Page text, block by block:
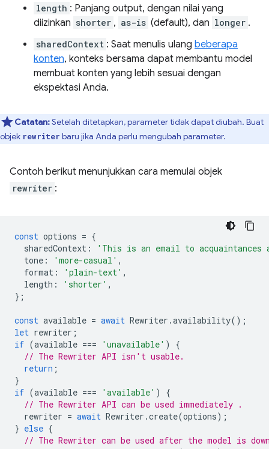
length : Panjang output, dengan nilai yang
diizinkan shorter , as-is (default), dan longer .
sharedContext : Saat menulis ulang beberapa
konten, konteks bersama dapat membantu model
membuat konten yang lebih sesuai dengan
ekspektasi Anda.
Catatan:Setelah ditetapkan, parameter tidak dapat diubah. Buat
objek rewriter baru jika Anda perlu mengubah parameter.
Contoh berikut menunjukkan cara memulai objek
rewriter :
const options = {
sharedContext :
'This is an email to acquaintances
tone : 'more-casual' ,
format : 'plain-text' ,
length : 'shorter' ,
};
const available = await Rewriter .availability();
let rewriter ;
if (available === 'unavailable' )
{
// The Rewriter API isn't usable.
return ;
}
if (available === 'available' )
{
// The Rewriter API can be used immediately .
rewriter = await Rewriter .create(options);
} else {
// The Rewriter can be used after the model is